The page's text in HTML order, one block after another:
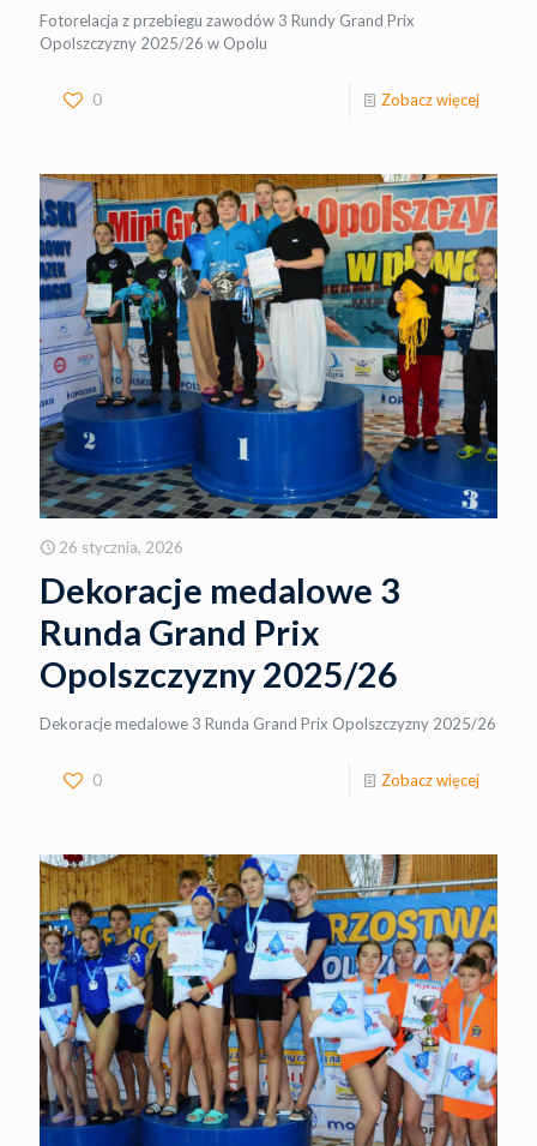
Fotorelacja z przebiegu zawodów 3 Rundy Grand Prix
Opolszczyzny 2025/26 w Opolu
0 Zobacz więcej
26 stycznia, 2026
Dekoracje medalowe 3
Runda Grand Prix
Opolszczyzny 2025/26
Dekoracje medalowe 3 Runda Grand Prix Opolszczyzny 2025/26
0 Zobacz więcej